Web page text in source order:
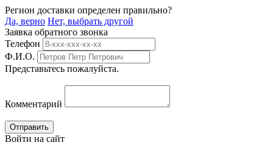
Регион доставки определен правильно?
Да, верно Нет, выбрать другой
Заявка обратного звонка
Телефон
Ф.И.О.
Представьтесь пожалуйста.
Комментарий
Войти на сайт